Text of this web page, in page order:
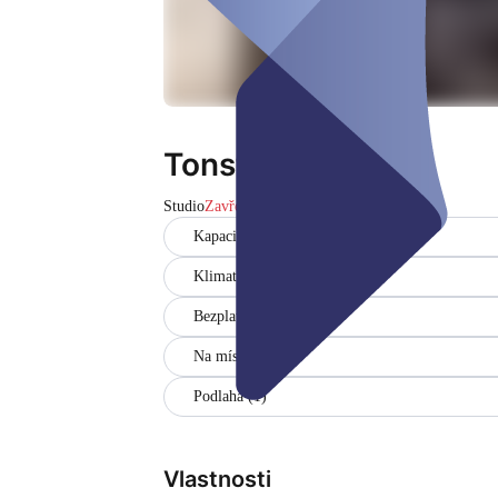
Tonstudio
StudioZavřeno
Kapacita (4)
Klimatizace
Bezplatné Wi-Fi
Na místě
Podlaha (1)
Vlastnosti